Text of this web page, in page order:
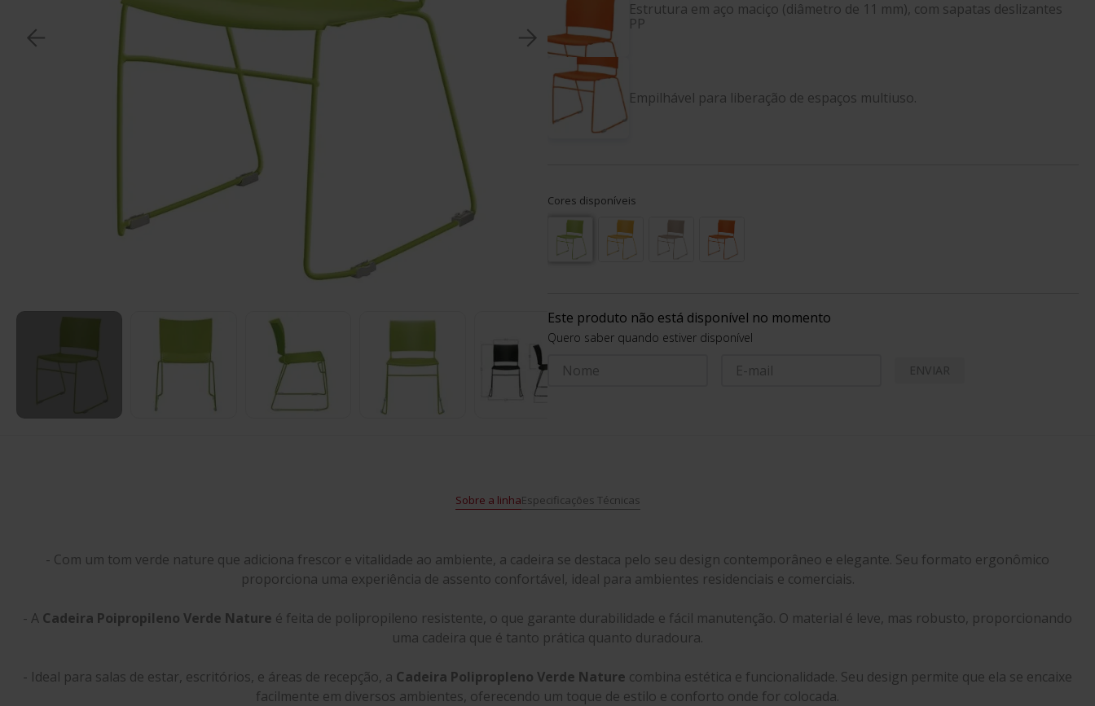
Estrutura em aço maciço (diâmetro de 11 mm), com sapatas deslizantes
PP
Empilhável para liberação de espaços multiuso.
Cores disponíveis
Este produto não está disponível no momento
Quero saber quando estiver disponível
Sobre a linhaEspecificações Técnicas
- Com um tom verde nature que adiciona frescor e vitalidade ao ambiente, a cadeira se destaca pelo seu design contemporâneo e elegante. Seu formato ergonômico
proporciona uma experiência de assento confortável, ideal para ambientes residenciais e comerciais.
- A Cadeira Poipropileno Verde Nature é feita de polipropileno resistente, o que garante durabilidade e fácil manutenção. O material é leve, mas robusto, proporcionando
uma cadeira que é tanto prática quanto duradoura.
- Ideal para salas de estar, escritórios, e áreas de recepção, a Cadeira Polipropleno Verde Nature combina estética e funcionalidade. Seu design permite que ela se encaixe
facilmente em diversos ambientes, oferecendo um toque de estilo e conforto onde for colocada.
10º yog